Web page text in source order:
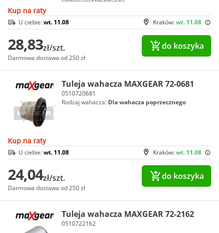
Kup na raty
Kraków:wt. 11.08
U ciebie:wt. 11.08
28,83zł/szt.
Darmowa dostawa od 250 zł
do koszyka
Tuleja wahacza MAXGEAR 72-0681
0510720681
Rodzaj wahacza: Dla wahacza poprzecznego
Kup na raty
Kraków:wt. 11.08
U ciebie:wt. 11.08
24,04zł/szt.
Darmowa dostawa od 250 zł
do koszyka
Tuleja wahacza MAXGEAR 72-2162
0510722162